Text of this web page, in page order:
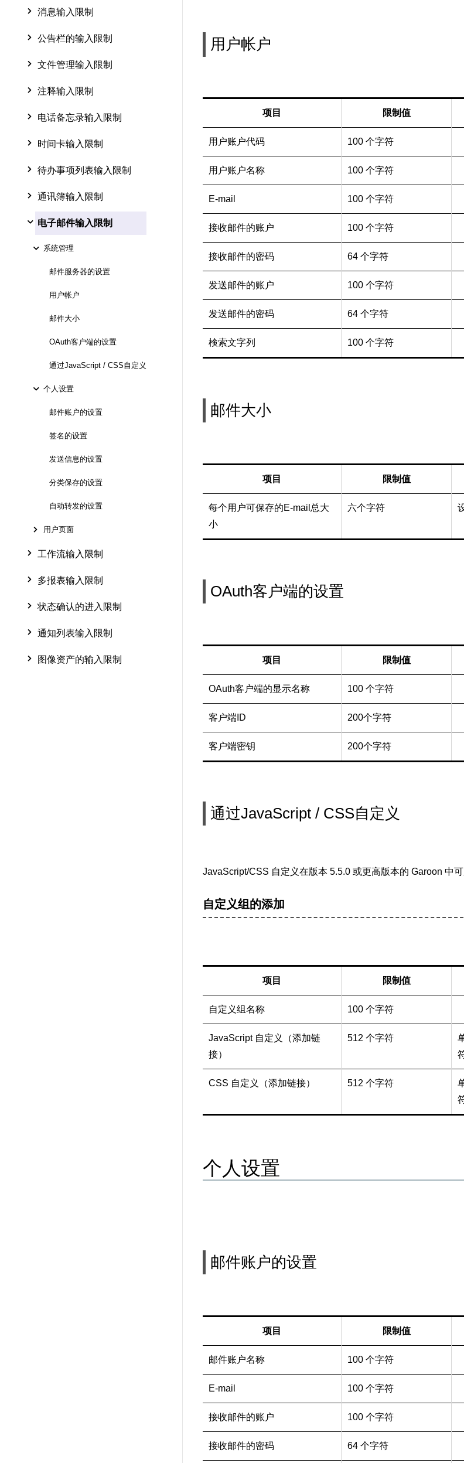
消息输入限制
公告栏的输入限制
文件管理输入限制
注释输入限制
电话备忘录输入限制
时间卡输入限制
待办事项列表输入限制
通讯簿输入限制
电子邮件输入限制
系统管理
邮件服务器的设置
用户帐户
邮件大小
OAuth客户端的设置
通过JavaScript / CSS自定义
个人设置
邮件账户的设置
签名的设置
发送信息的设置
分类保存的设置
自动转发的设置
用户页面
工作流输入限制
多报表输入限制
状态确认的进入限制
通知列表输入限制
图像资产的输入限制
用户帐户
项目 限制值
用户账户代码 100 个字符
用户账户名称 100 个字符
E-mail 100 个字符
接收邮件的账户 100 个字符
接收邮件的密码 64 个字符
发送邮件的账户 100 个字符
发送邮件的密码 64 个字符
検索文字列 100 个字符
邮件大小
项目 限制值
每个用户可保存的E-mail总大
小
六个字符
OAuth客户端的设置
项目 限制值
OAuth客户端的显示名称 100 个字符
客户端ID 200个字符
客户端密钥 200个字符
通过JavaScript / CSS自定义
JavaScript/CSS 自定义在版本 5.5.0 或更高版本的 Garoon 中可
自定义组的添加
项目 限制值
自定义组名称 100 个字符
JavaScript 自定义（添加链
接）
512 个字符
CSS 自定义（添加链接） 512 个字符
个人设置
邮件账户的设置
项目 限制值
邮件账户名称 100 个字符
E-mail 100 个字符
接收邮件的账户 100 个字符
接收邮件的密码 64 个字符